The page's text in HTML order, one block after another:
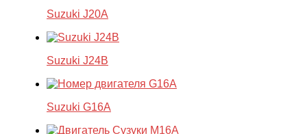
Suzuki J20A
Suzuki J24B
Suzuki G16A